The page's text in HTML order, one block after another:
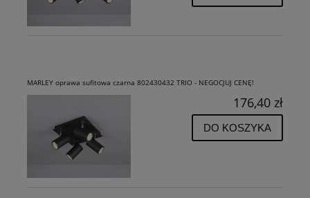
MARLEY oprawa sufitowa czarna 802430432 TRIO - NEGOCJUJ CENĘ!
176,40 zł
DO KOSZYKA